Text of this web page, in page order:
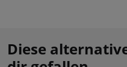
Diese